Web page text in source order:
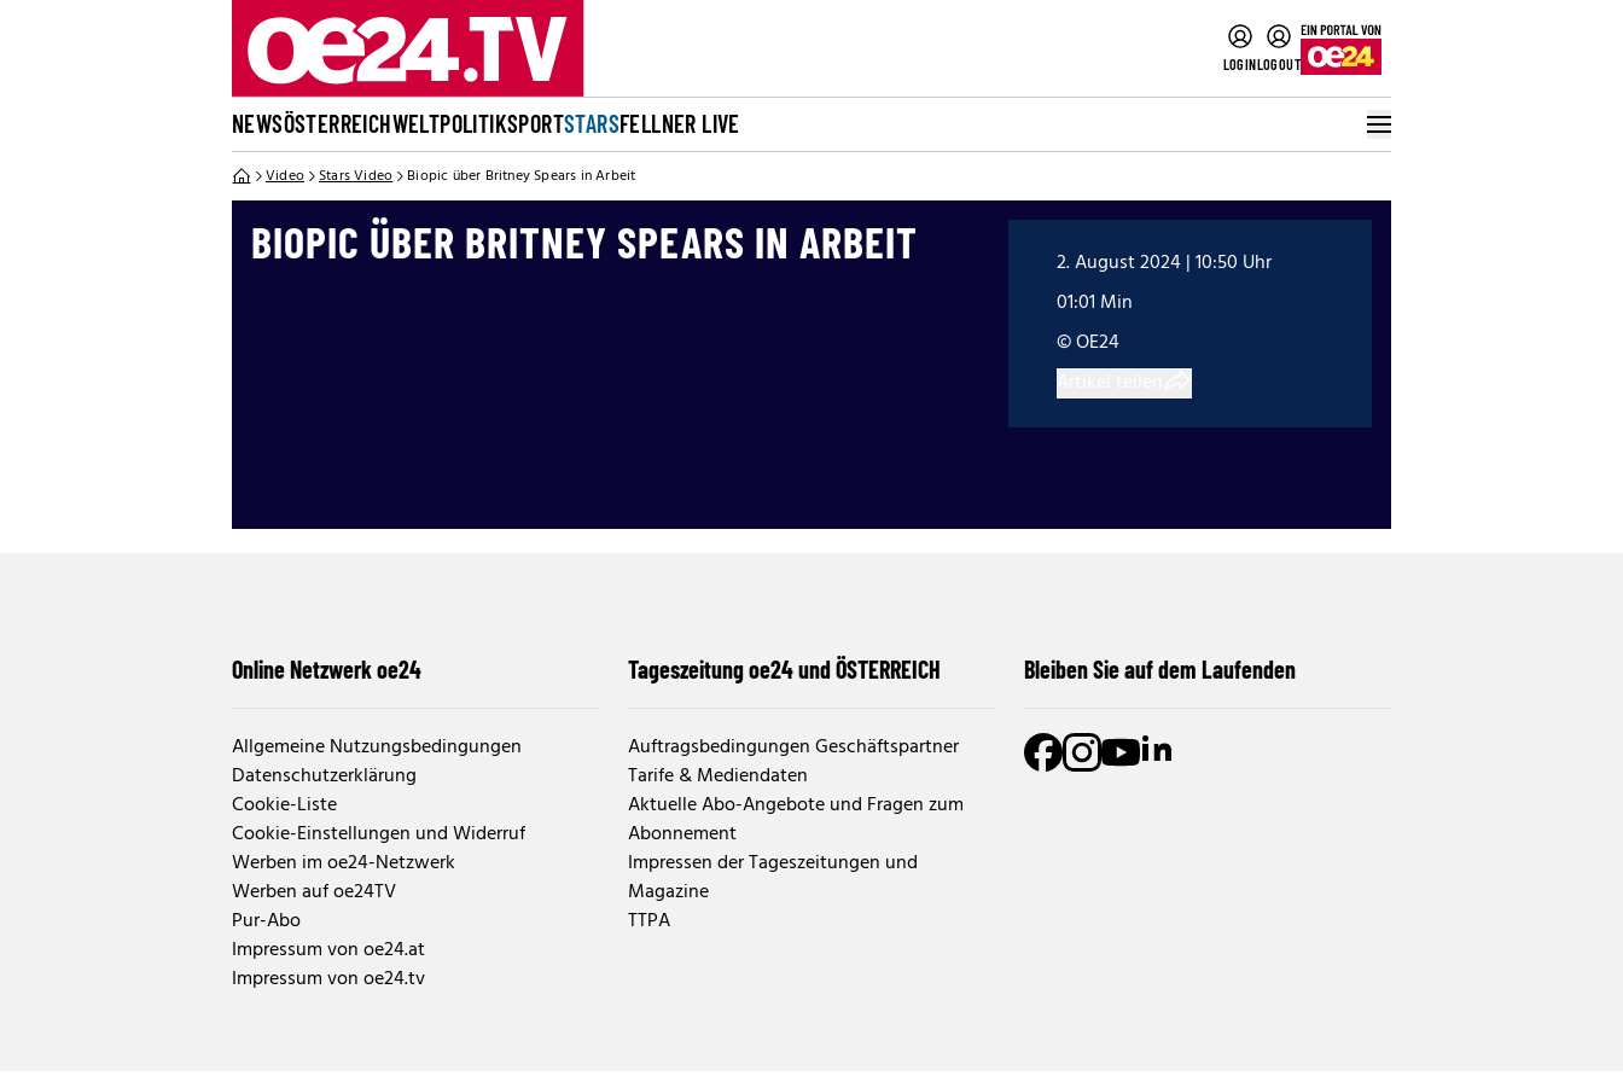
LOGINLOGOUT
NEWSÖSTERREICHWELTPOLITIKSPORTSTARSFELLNER LIVE
Video Stars Video Biopic über Britney Spears in Arbeit
BIOPIC ÜBER BRITNEY SPEARS IN ARBEIT
2. August 2024 | 10:50 Uhr
01:01 Min
© OE24
Online Netzwerk oe24
Allgemeine Nutzungsbedingungen
Datenschutzerklärung
Cookie-Liste
Cookie-Einstellungen und Widerruf
Werben im oe24-Netzwerk
Werben auf oe24TV
Pur-Abo
Impressum von oe24.at
Impressum von oe24.tv
Tageszeitung oe24 und ÖSTERREICH
Auftragsbedingungen Geschäftspartner
Tarife & Mediendaten
Aktuelle Abo-Angebote und Fragen zum
Abonnement
Impressen der Tageszeitungen und
Magazine
TTPA
Bleiben Sie auf dem Laufenden